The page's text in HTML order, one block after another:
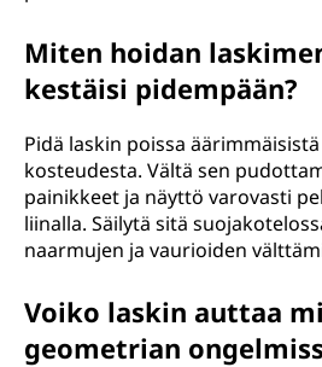
Miten hoidan
kestäisi pidempään?
Pidä laskin poissa
kosteudesta. Vältä sen
painikkeet ja näyttö varovasti
liinalla. Säilytä sitä
naarmujen ja vaurioiden
Voiko laskin auttaa
geometrian